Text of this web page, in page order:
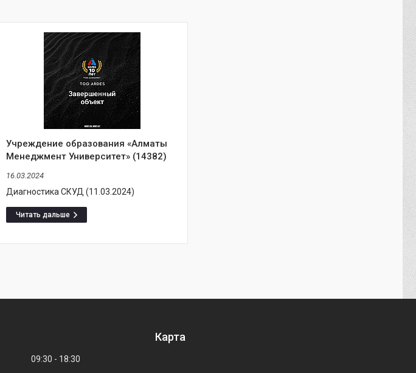
Учреждение образования «Алматы
Менеджмент Университет» (14382)
16.03.2024
Диагностика СКУД (11.03.2024)
09:30
18:30
Карта